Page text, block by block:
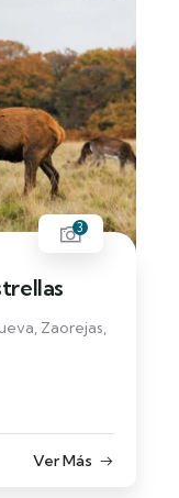
3
Zaorejas,
Ver Más